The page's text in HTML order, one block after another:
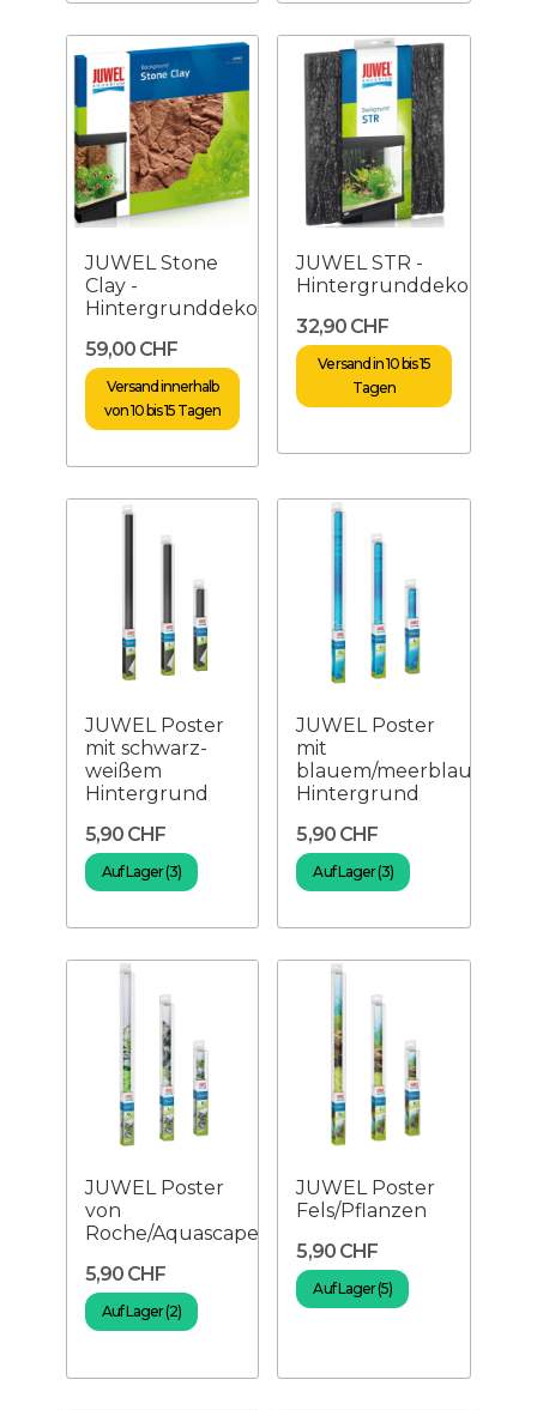
JUWEL Stone
Clay -
Hintergrunddekoration
59,00 CHF
Versand innerhalb
von 10 bis 15 Tagen
JUWEL STR -
Hintergrunddekoration
32,90 CHF
Versand in 10 bis 15
Tagen
JUWEL Poster
mit schwarz-
weißem
Hintergrund
5,90 CHF
Auf Lager (3)
JUWEL Poster
mit
blauem/meerblauem
Hintergrund
5,90 CHF
Auf Lager (3)
JUWEL Poster
von
Roche/Aquascape
5,90 CHF
Auf Lager (2)
JUWEL Poster
Fels/Pflanzen
5,90 CHF
Auf Lager (5)